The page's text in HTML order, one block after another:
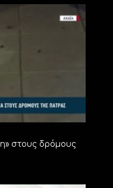
στους δρόμους